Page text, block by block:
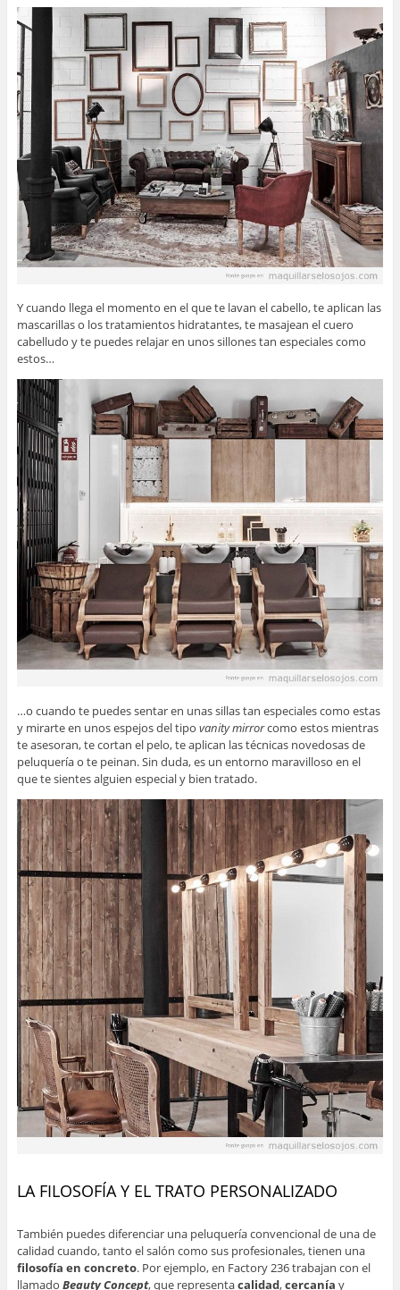
Y cuando llega el momento en el que te lavan el cabello, te aplican las
mascarillas o los tratamientos hidratantes, te masajean el cuero
cabelludo y te puedes relajar en unos sillones tan especiales como
estos…
…o cuando te puedes sentar en unas sillas tan especiales como estas
y mirarte en unos espejos del tipo vanity mirrorcomo estos mientras
te asesoran, te cortan el pelo, te aplican las técnicas novedosas de
peluquería o te peinan. Sin duda, es un entorno maravilloso en el
que te sientes alguien especial y bien tratado.
LA FILOSOFÍA Y EL TRATO PERSONALIZADO
También puedes diferenciar una peluquería convencional de una de
calidad cuando, tanto el salón como sus profesionales, tienen una
filosofía en concreto. Por ejemplo, en Factory 236 trabajan con el
llamado Beauty Concept, que representacalidad,cercanía y